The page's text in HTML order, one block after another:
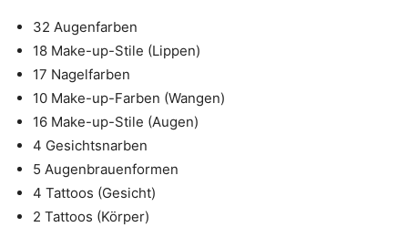
32 Augenfarben
18 Make-up-Stile (Lippen)
17 Nagelfarben
10 Make-up-Farben (Wangen)
16 Make-up-Stile (Augen)
4 Gesichtsnarben
5 Augenbrauenformen
4 Tattoos (Gesicht)
2 Tattoos (Körper)